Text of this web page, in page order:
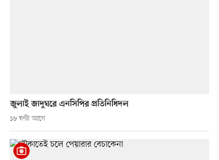
জুলাই জাদুঘরে এনসিপির প্রতিনিধিদল
১৮ ঘণ্টা আগে